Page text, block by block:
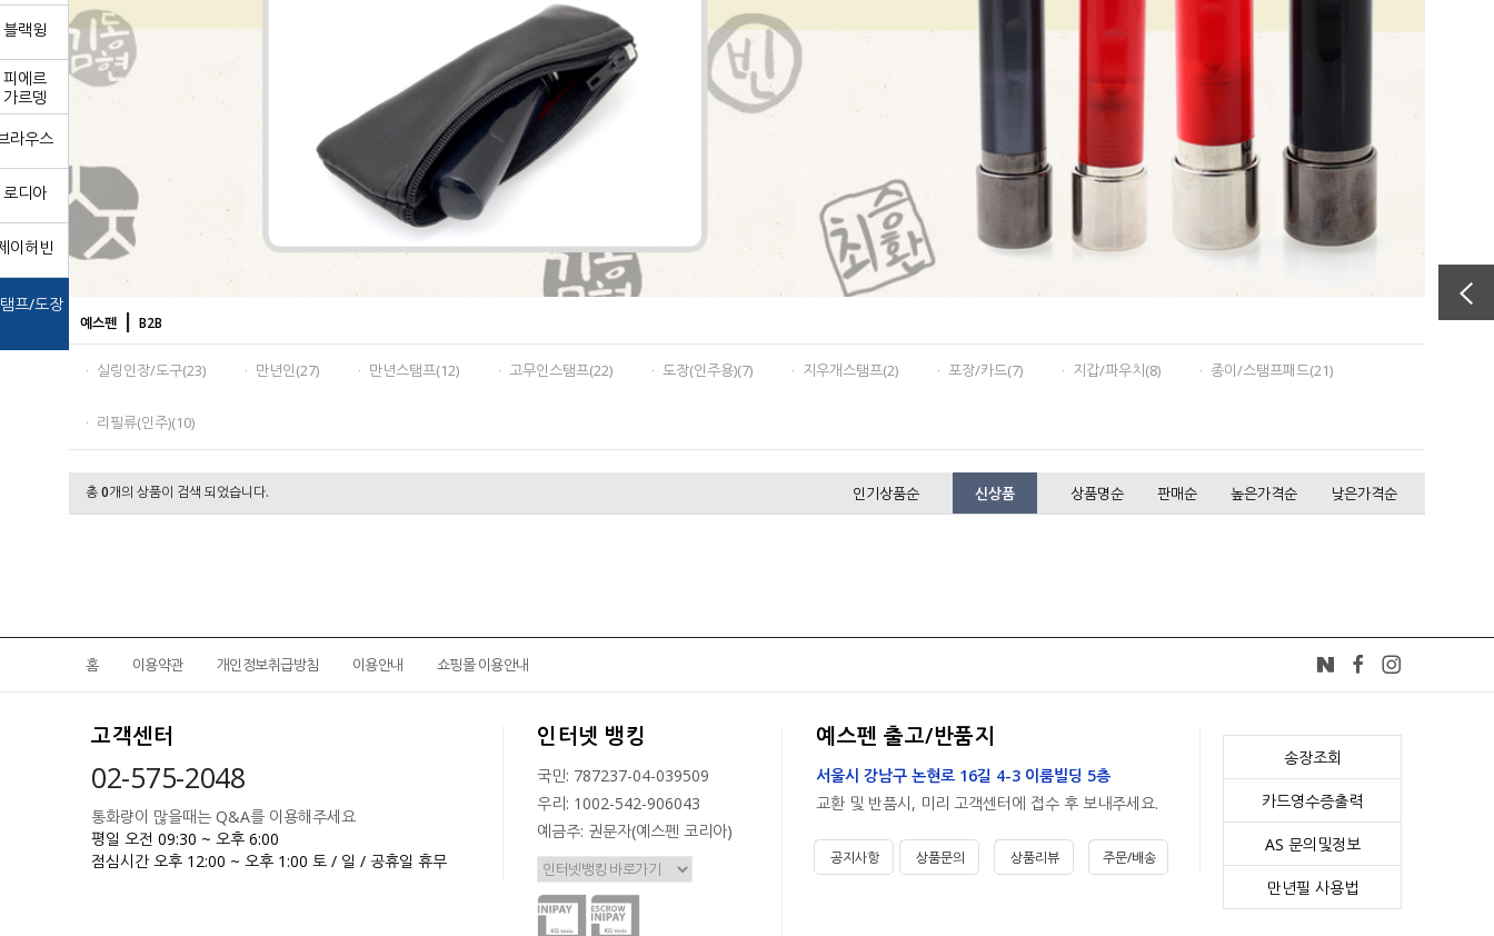
블랙윙
피에르
가르뎅
라우스
로디아
이허빈
프/도장
예스펜 | B2B
ㆍ 실링인장/도구(23) ㆍ 만년인(27) ㆍ 만년스탬프(12) ㆍ 고무인스탬프(22) ㆍ 도장(인주용)(7) ㆍ 지우개스탬프(2) ㆍ 포장/카드(7) ㆍ 지갑/파우치(8) ㆍ 종이/스탬프패드(21)
ㆍ 리필류(인주)(10)
총0개의 상품이 검색 되었습니다. 인기상품순 신상품 상품명순 판매순 높은가격순 낮은가격순
홈 이용약관 개인정보취급방침 이용안내 쇼핑몰 이용안내
고객센터
02-575-2048
통화량이 많을때는 Q&A를 이용해주세요
평일 오전 09:30 ~ 오후 6:00
점심시간 오후 12:00 ~ 오후 1:00 토 / 일 / 공휴일 휴무
인터넷 뱅킹
국민: 787237-04-039509
우리: 1002-542-906043
예금주: 권문자(예스펜 코리아)
예스펜 출고/반품지
서울시 강남구 논현로 16길 4-3 이룸빌딩 5층
교환 및 반품시, 미리 고객센터에 접수 후 보내주세요.
공지사항 상품문의 상품리뷰 주문/배송
송장조회
카드영수증출력
AS 문의및정보
만년필 사용법